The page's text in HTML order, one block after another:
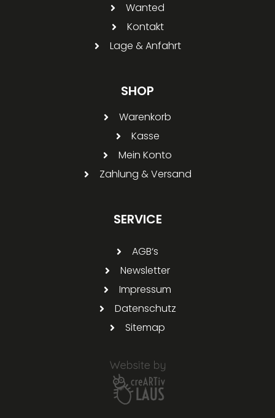
Wanted
Kontakt
Lage & Anfahrt
SHOP
Warenkorb
Kasse
Mein Konto
Zahlung & Versand
SERVICE
AGB‘s
Newsletter
Impressum
Datenschutz
Sitemap